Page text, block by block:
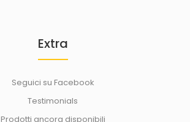
Extra
Seguici su Facebook
Testimonials
Prodotti ancora disponibili